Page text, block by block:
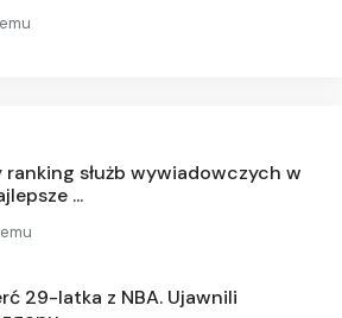
ranking służb wywiadowczych w
...
29-latka z NBA. Ujawnili